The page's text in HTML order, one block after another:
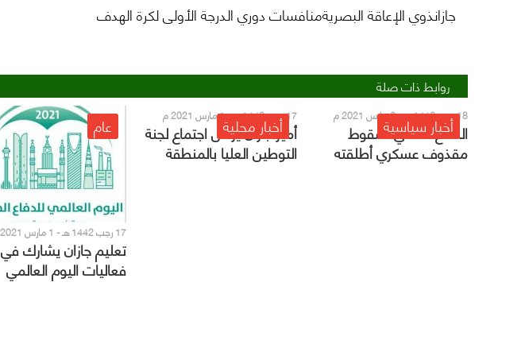
جازانذوي الإعاقة البصريةمنافسات دوري الدرجة الأولى لكرة الهدف
روابط ذات صلة
أخبار سياسية18 رجب 1442 هـ - 2 مارس 2021 م
الدفاع المدني: سقوط
مقذوف عسكري أطلقته
مـليشيا الحـوثي تجاه إحدى
أخبار محلية17 رجب 1442 هـ - 1 مارس 2021 م
أمير جازان يرأس اجتماع لجنة
التوطين العليا بالمنطقة
عام
17 رجب 1442 هـ - 1 مارس 2021 م
تعليم جازان يشارك في
فعاليات اليوم العالمي
للدفاع المدني تحت شعار